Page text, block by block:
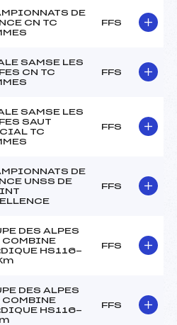
DE
CN TC
FFS
SAMSE LES
CN TC
FFS
SAMSE LES
SAUT
TC
FFS
DE
UNSS DE
FFS
DES ALPES
COMBINE
HS116-
FFS
DES ALPES
COMBINE
HS116-
FFS